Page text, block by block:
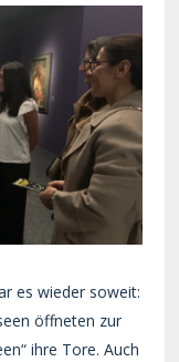
es wieder soweit:
öffneten zur
ihre Tore. Auch